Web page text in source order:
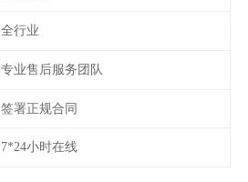
全行业
专业售后服务团队
签署正规合同
7*24小时在线